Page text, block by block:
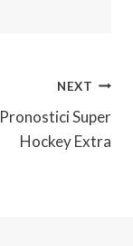
NEXT
Pronostici Super
Hockey Extra